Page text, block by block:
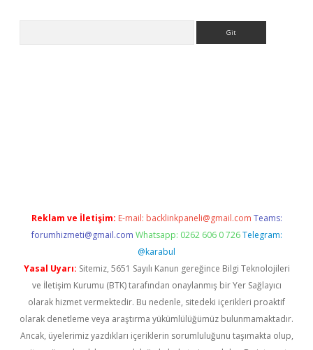
Reklam ve İletişim: E-mail: backlinkpaneli@gmail.com Teams:
forumhizmeti@gmail.com Whatsapp: 0262 606 0 726 Telegram:
@karabul
Yasal Uyarı: Sitemiz, 5651 Sayılı Kanun gereğince Bilgi Teknolojileri
ve İletişim Kurumu (BTK) tarafından onaylanmış bir Yer Sağlayıcı
olarak hizmet vermektedir. Bu nedenle, sitedeki içerikleri proaktif
olarak denetleme veya araştırma yükümlülüğümüz bulunmamaktadır.
Ancak, üyelerimiz yazdıkları içeriklerin sorumluluğunu taşımakta olup,